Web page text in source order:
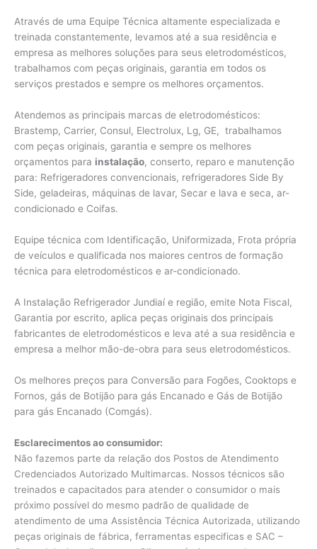
Através de uma Equipe Técnica altamente especializada e
treinada constantemente, levamos até a sua residência e
empresa as melhores soluções para seus eletrodomésticos,
trabalhamos com peças originais, garantia em todos os
serviços prestados e sempre os melhores orçamentos.
Atendemos as principais marcas de eletrodomésticos:
Brastemp, Carrier, Consul, Electrolux, Lg, GE, trabalhamos
com peças originais, garantia e sempre os melhores
orçamentos para instalação, conserto, reparo e manutenção
para: Refrigeradores convencionais, refrigeradores Side By
Side, geladeiras, máquinas de lavar, Secar e lava e seca, ar-
condicionado e Coifas.
Equipe técnica com Identificação, Uniformizada, Frota própria
de veículos e qualificada nos maiores centros de formação
técnica para eletrodomésticos e ar-condicionado.
A Instalação Refrigerador Jundiaí e região, emite Nota Fiscal,
Garantia por escrito, aplica peças originais dos principais
fabricantes de eletrodomésticos e leva até a sua residência e
empresa a melhor mão-de-obra para seus eletrodomésticos.
Os melhores preços para Conversão para Fogões, Cooktops e
Fornos, gás de Botijão para gás Encanado e Gás de Botijão
para gás Encanado (Comgás).
Esclarecimentos ao consumidor:
Não fazemos parte da relação dos Postos de Atendimento
Credenciados Autorizado Multimarcas. Nossos técnicos são
treinados e capacitados para atender o consumidor o mais
próximo possível do mesmo padrão de qualidade de
atendimento de uma Assistência Técnica Autorizada, utilizando
peças originais de fábrica, ferramentas especificas e SAC –